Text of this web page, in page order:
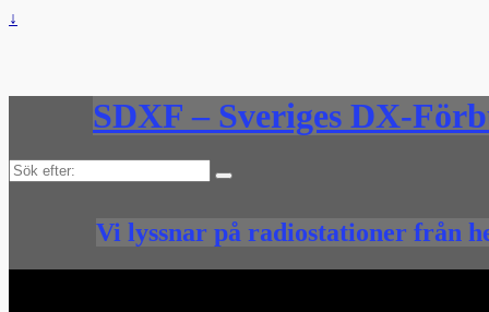
↓
SDXF – Sveriges DX-
Sök
efter:
Vi lyssnar på radiostationer från